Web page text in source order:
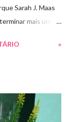
Sarah J. Maas
mais um
Aelin fizeram e,
agora Rei
»